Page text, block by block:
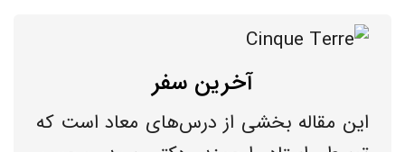
آخرین سفر
این مقاله بخشی از درس‌های معاد است که